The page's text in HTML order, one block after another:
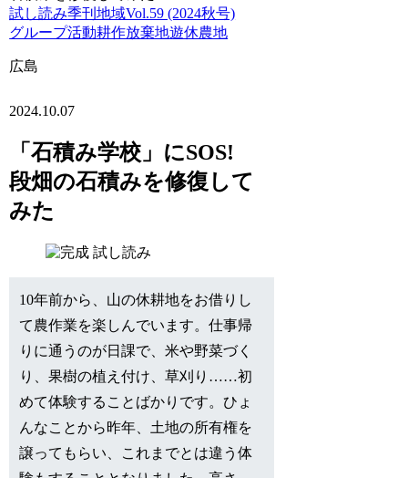
試し読み季刊地域Vol.59 (2024秋号)
グループ活動耕作放棄地遊休農地
広島
2024.10.07
「石積み学校」にSOS!
段畑の石積みを修復して
みた
試し読み
10年前から、山の休耕地をお借りし
て農作業を楽しんでいます。仕事帰
りに通うのが日課で、米や野菜づく
り、果樹の植え付け、草刈り……初
めて体験することばかりです。ひょ
んなことから昨年、土地の所有権を
譲ってもらい、これまでとは違う体